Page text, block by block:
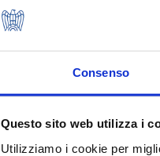
Consenso
Questo sito web utilizza i
Utilizziamo i cookie per